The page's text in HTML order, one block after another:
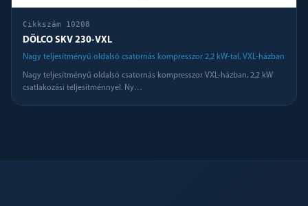
Cikkszám 10208
DÖLCO SKV 230-VXL
Nagy teljesítményű oldalsó csatornás kompresszor 2,2 kW-tal, VXL-házban
Nagy teljesítményű oldalsó csatornás kompresszor VXL-házban, 2,2 kW
csatlakozási teljesítménnyel. Ny…